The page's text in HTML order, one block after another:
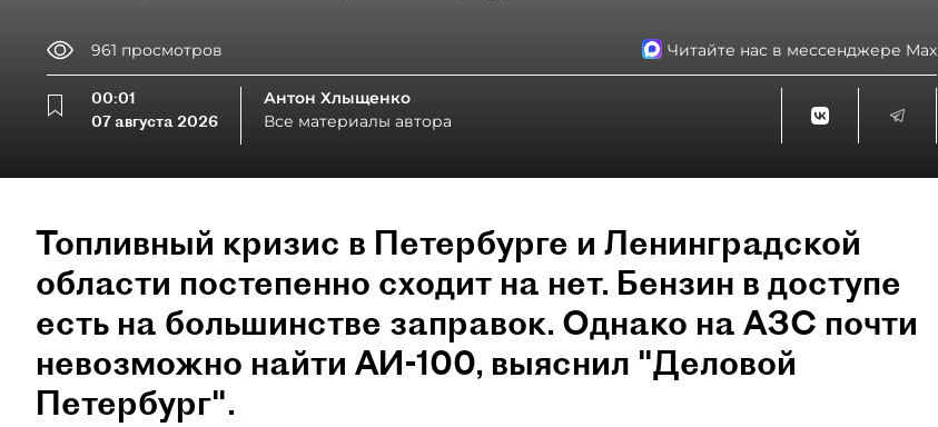
961 просмотров Читайте нас в мессенджере Max
00:01
07 августа 2026
Антон Хлыщенко
Все материалы автора
Топливный кризис в Петербурге и Ленинградской
области постепенно сходит на нет. Бензин в доступе
есть на большинстве заправок. Однако на АЗС почти
невозможно найти АИ-100, выяснил "Деловой
Петербург".